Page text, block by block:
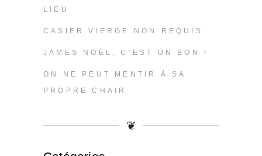
LIEU
CASIER VIERGE NON REQUIS
JAMES NOËL, C’EST UN BON !
ON NE PEUT MENTIR À SA
PROPRE CHAIR
❦